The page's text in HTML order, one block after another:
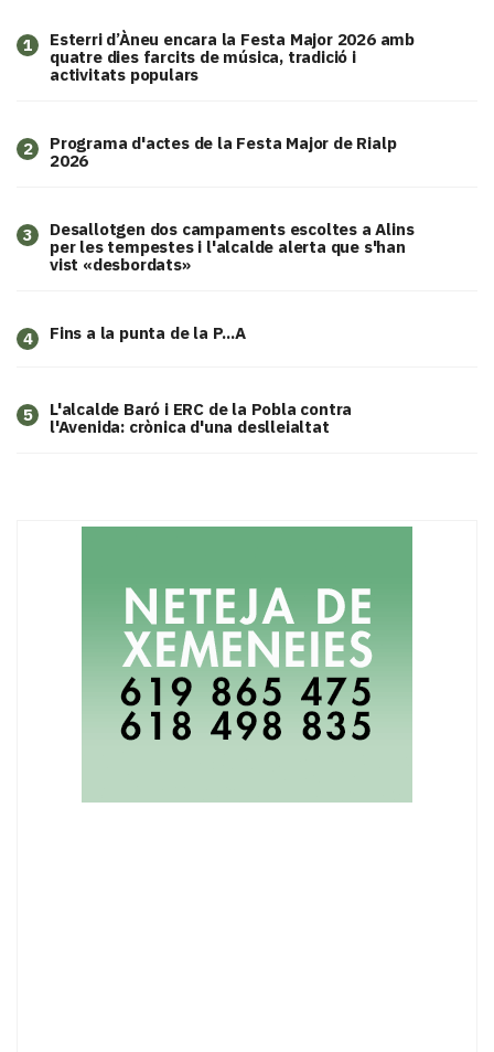
1
Esterri d’Àneu encara la Festa Major 2026 amb
quatre dies farcits de música, tradició i
activitats populars
2
Programa d'actes de la Festa Major de Rialp
2026
3
​Desallotgen dos campaments escoltes a Alins
per les tempestes i l'alcalde alerta que s'han
vist «desbordats»
4 Fins a la punta de la P...A
5
L'alcalde Baró i ERC de la Pobla contra
l'Avenida: crònica d'una deslleialtat